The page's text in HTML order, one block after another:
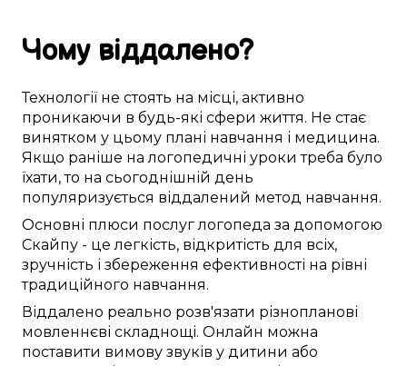
Чому віддалено?
Технології не стоять на місці, активно
проникаючи в будь-які сфери життя. Не стає
винятком у цьому плані навчання і медицина.
Якщо раніше налогопедичні уроки треба було
їхати, то на сьогоднішній день
популяризується віддалений метод навчання.
Основні плюси послуг логопеда за допомогою
Скайпу - целегкість, відкритість для всіх,
зручність і збереження ефективності на рівні
традиційного навчання.
Віддалено реально розв'язати різнопланові
мовленнєві складнощі. Онлайн можна
поставити вимову звуків у дитини або